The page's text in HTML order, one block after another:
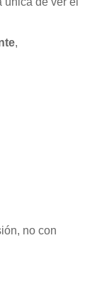
,
no con